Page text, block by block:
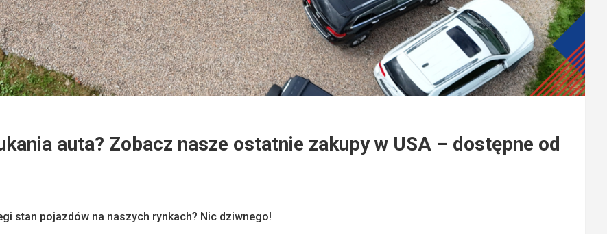
auta? Zobacz nasze ostatnie zakupy w USA – dostępne od
stan pojazdów na naszych rynkach? Nic dziwnego!